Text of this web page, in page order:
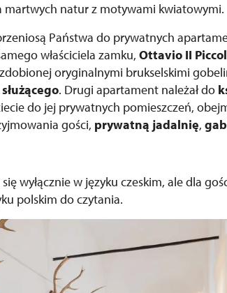
martwych natur z motywami kwiatowymi.
Państwa do prywatnych
właściciela zamku, Ottavio II
oryginalnymi brukselskimi
. Drugi apartament należał do
do jej prywatnych pomieszczeń,
gości, prywatną jadalnię,
wyłącznie w języku czeskim, ale dla
polskim do czytania.